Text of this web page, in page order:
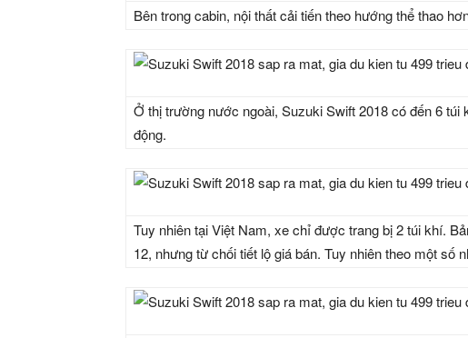
Bên trong cabin, nội thất cải tiến theo hướng thể thao
Ở thị trường nước ngoài, Suzuki Swift 2018 có đến 6
động.
Tuy nhiên tại Việt Nam, xe chỉ được trang bị 2 túi khí.
12, nhưng từ chối tiết lộ giá bán. Tuy nhiên theo một số